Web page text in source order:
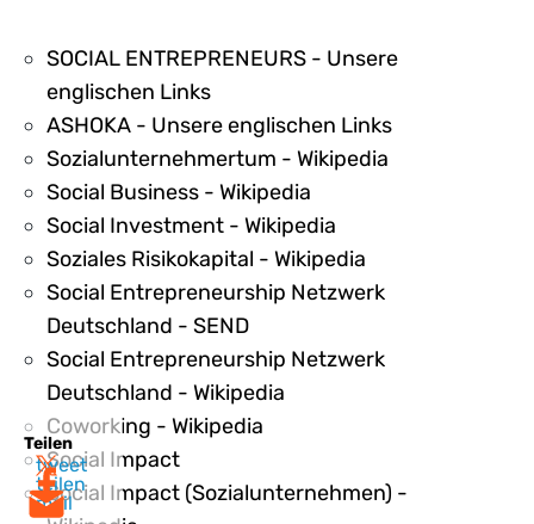
Teilen
tweet
teilen
mail
SOCIAL ENTREPRENEURS - Unsere
englischen Links
ASHOKA - Unsere englischen Links
Sozialunternehmertum - Wikipedia
Social Business - Wikipedia
Social Investment - Wikipedia
Soziales Risikokapital - Wikipedia
Social Entrepreneurship Netzwerk
Deutschland - SEND
Social Entrepreneurship Netzwerk
Deutschland - Wikipedia
Coworking - Wikipedia
Social Impact
Social Impact (Sozialunternehmen) -